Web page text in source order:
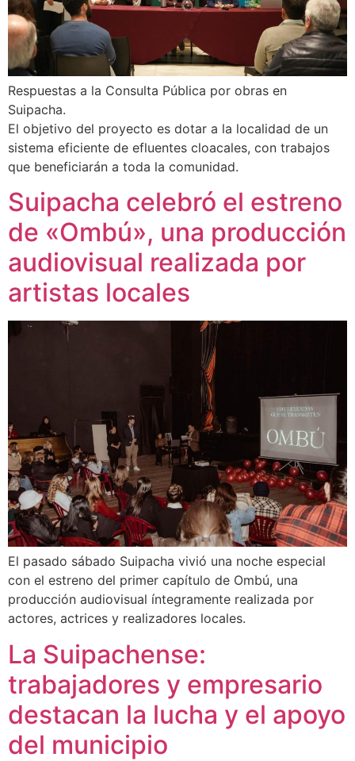
Respuestas a la Consulta Pública por obras en
Suipacha.
El objetivo del proyecto es dotar a la localidad de un
sistema eficiente de efluentes cloacales, con trabajos
que beneficiarán a toda la comunidad.
Suipacha celebró el estreno
de «Ombú», una producción
audiovisual realizada por
artistas locales
El pasado sábado Suipacha vivió una noche especial
con el estreno del primer capítulo de Ombú, una
producción audiovisual íntegramente realizada por
actores, actrices y realizadores locales.
La Suipachense:
trabajadores y empresario
destacan la lucha y el apoyo
del municipio